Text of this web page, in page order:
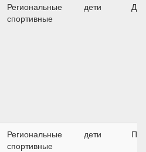
Региональные
спортивные
дети
Региональные
спортивные
дети ПП